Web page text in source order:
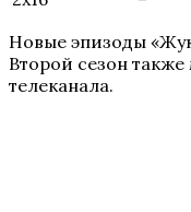
Новые эпизоды
Второй сезон
телеканала.